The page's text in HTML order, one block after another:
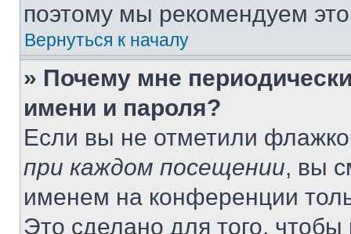
поэтому мы рекомендуем
Вернуться к началу
» Почему мне
имени и пароля?
Если вы не отметили
при каждом посещении, вы
именем на конференции
Это сделано для того, чтобы